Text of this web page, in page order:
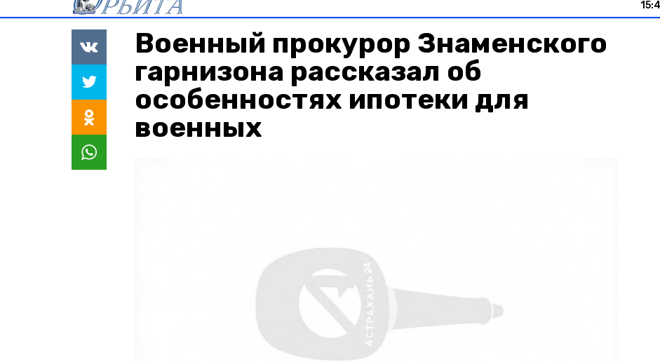
Военный прокурор Знаменского
гарнизона рассказал об
особенностях ипотеки для
военных